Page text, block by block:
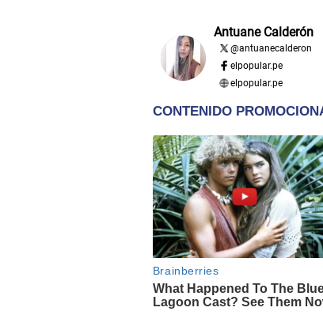
Antuane Calderón
@antuanecalderon
elpopular.pe
elpopular.pe